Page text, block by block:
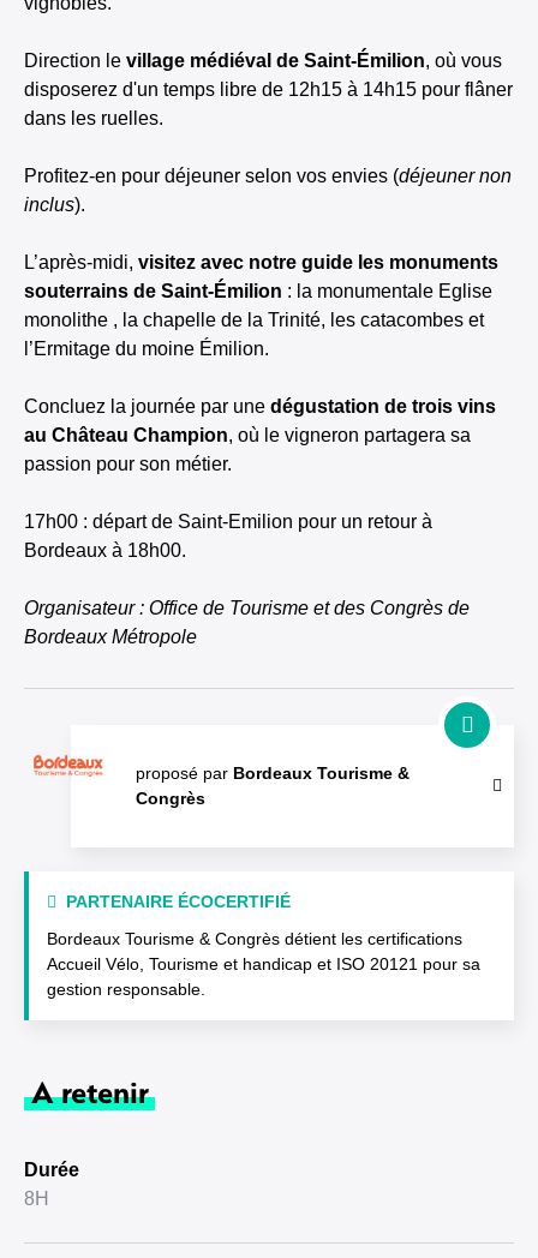
Direction le village médiéval de Saint-Émilion, où vous
disposerez d'un temps libre de 12h15 à 14h15 pour flâner
dans les ruelles.
Profitez-en pour déjeuner selon vos envies (déjeuner non
inclus).
L’après-midi, visitez avec notre guide les monuments
souterrains de Saint-Émilion : la monumentale Eglise
monolithe , la chapelle de la Trinité, les catacombes et
l’Ermitage du moine Émilion.
Concluez la journée par une dégustation de trois vins
au Château Champion, où le vigneron partagera sa
passion pour son métier.
17h00 : départ de Saint-Emilion pour un retour à
Bordeaux à 18h00.
Organisateur : Office de Tourisme et des Congrès de
Bordeaux Métropole
proposé par Bordeaux Tourisme &
Congrès
PARTENAIRE ÉCOCERTIFIÉ
Bordeaux Tourisme & Congrès détient les certifications
Accueil Vélo, Tourisme et handicap et ISO 20121 pour sa
gestion responsable.
A retenir
Durée
8H